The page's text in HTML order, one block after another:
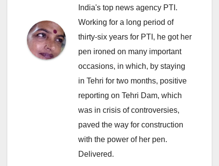
India's top news agency PTI.
Working for a long period of
thirty-six years for PTI, he got her
pen ironed on many important
occasions, in which, by staying
in Tehri for two months, positive
reporting on Tehri Dam, which
was in crisis of controversies,
paved the way for construction
with the power of her pen.
Delivered.